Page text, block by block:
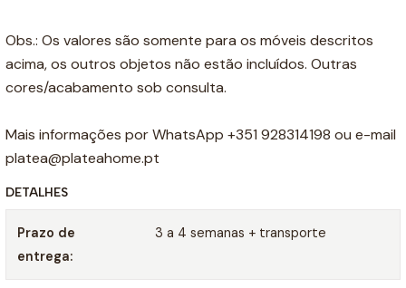
Obs.: Os valores são somente para os móveis descritos
acima, os outros objetos não estão incluídos. Outras
cores/acabamento sob consulta.
Mais informações por WhatsApp +351 928314198 ou e-mail
platea@plateahome.pt
DETALHES
Prazo de
entrega:
3 a 4 semanas + transporte